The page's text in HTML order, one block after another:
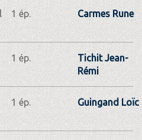
1 ép. Carmes Rune
1 ép.
Tichit Jean­-
Rémi
1 ép. Guingand Loïc